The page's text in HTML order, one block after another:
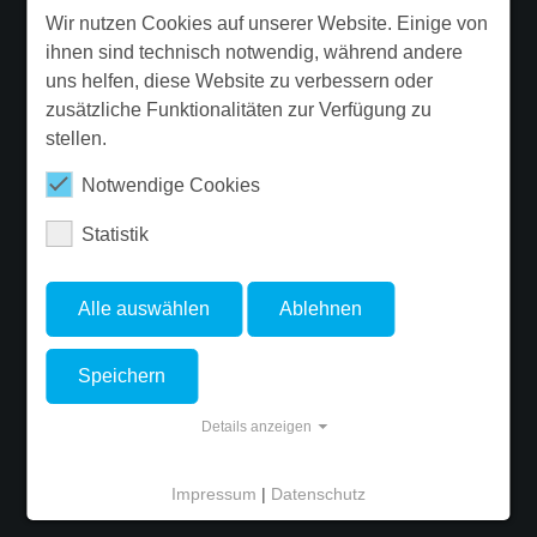
Garantie
Ergänzende Produktinformationen
Newsletter
FOLGE FLUOLITE
© Copyright 2026 FLUOLITE Licht & Leuchten GmbH & Co. KG. - Site
Cookie-Einstellungen Impressum
Wir nutzen Cookies auf unserer Website. Einige von
ihnen sind technisch notwendig, während andere
uns helfen, diese Website zu verbessern oder
zusätzliche Funktionalitäten zur Verfügung zu
stellen.
Notwendige Cookies
Statistik
Alle auswählen Ablehnen
Speichern
Details anzeigen
Impressum | Datenschutz